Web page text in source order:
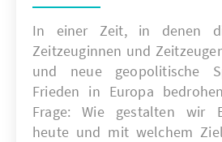
In einer Zeit, in denen
Zeitzeuginnen und
und neue geopolitische
Frieden in Europa
Frage: Wie gestalten wir
heute und mit welchem